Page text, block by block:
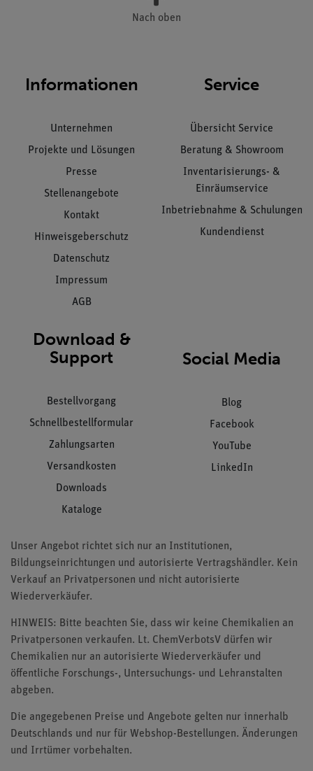
Nach oben
Informationen
Unternehmen
Projekte und Lösungen
Presse
Stellenangebote
Kontakt
Hinweisgeberschutz
Datenschutz
Impressum
AGB
Service
Übersicht Service
Beratung & Showroom
Inventarisierungs- &
Einräumservice
Inbetriebnahme & Schulungen
Kundendienst
Download &
Support
Bestellvorgang
Schnellbestellformular
Zahlungsarten
Versandkosten
Downloads
Kataloge
Social Media
Blog
Facebook
YouTube
LinkedIn
Unser Angebot richtet sich nur an Institutionen,
Bildungseinrichtungen und autorisierte Vertragshändler. Kein
Verkauf an Privatpersonen und nicht autorisierte
Wiederverkäufer.
HINWEIS: Bitte beachten Sie, dass wir keine Chemikalien an
Privatpersonen verkaufen. Lt. ChemVerbotsV dürfen wir
Chemikalien nur an autorisierte Wiederverkäufer und
öffentliche Forschungs-, Untersuchungs- und Lehranstalten
abgeben.
Die angegebenen Preise und Angebote gelten nur innerhalb
Deutschlands und nur für Webshop-Bestellungen. Änderungen
und Irrtümer vorbehalten.